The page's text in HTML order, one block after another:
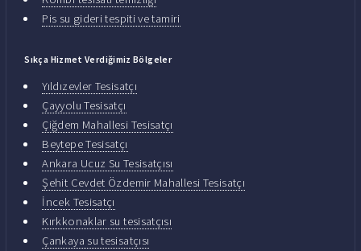
Pis su gideri tespiti ve tamiri
Sıkça Hizmet Verdiğimiz Bölgeler
Yıldızevler Tesisatçı
Çayyolu Tesisatçı
Çiğdem Mahallesi Tesisatçı
Beytepe Tesisatçı
Ankara Ucuz Su Tesisatçısı
Şehit Cevdet Özdemir Mahallesi Tesisatçı
İncek Tesisatçı
Kırkkonaklar su tesisatçısı
Çankaya su tesisatçısı